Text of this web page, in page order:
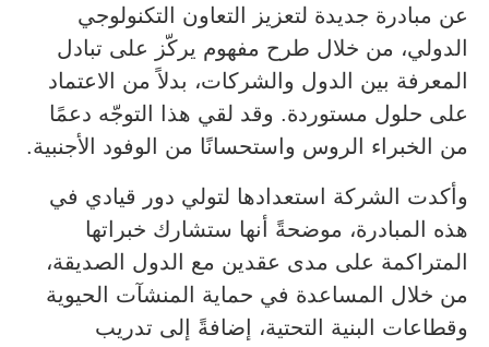
عن مبادرة جديدة لتعزيز التعاون التكنولوجي
الدولي، من خلال طرح مفهوم يركّز على تبادل
المعرفة بين الدول والشركات، بدلاً من الاعتماد
على حلول مستوردة. وقد لقي هذا التوجّه دعمًا
من الخبراء الروس واستحسانًا من الوفود الأجنبية.
وأكدت الشركة استعدادها لتولي دور قيادي في
هذه المبادرة، موضحةً أنها ستشارك خبراتها
المتراكمة على مدى عقدين مع الدول الصديقة،
من خلال المساعدة في حماية المنشآت الحيوية
وقطاعات البنية التحتية، إضافةً إلى تدريب